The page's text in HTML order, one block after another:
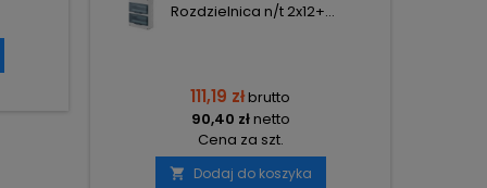
Rozdzielnica n/t 2x12+...
111,19 złbrutto
90,40 złnetto
Cena za szt.
 Dodaj do koszyka